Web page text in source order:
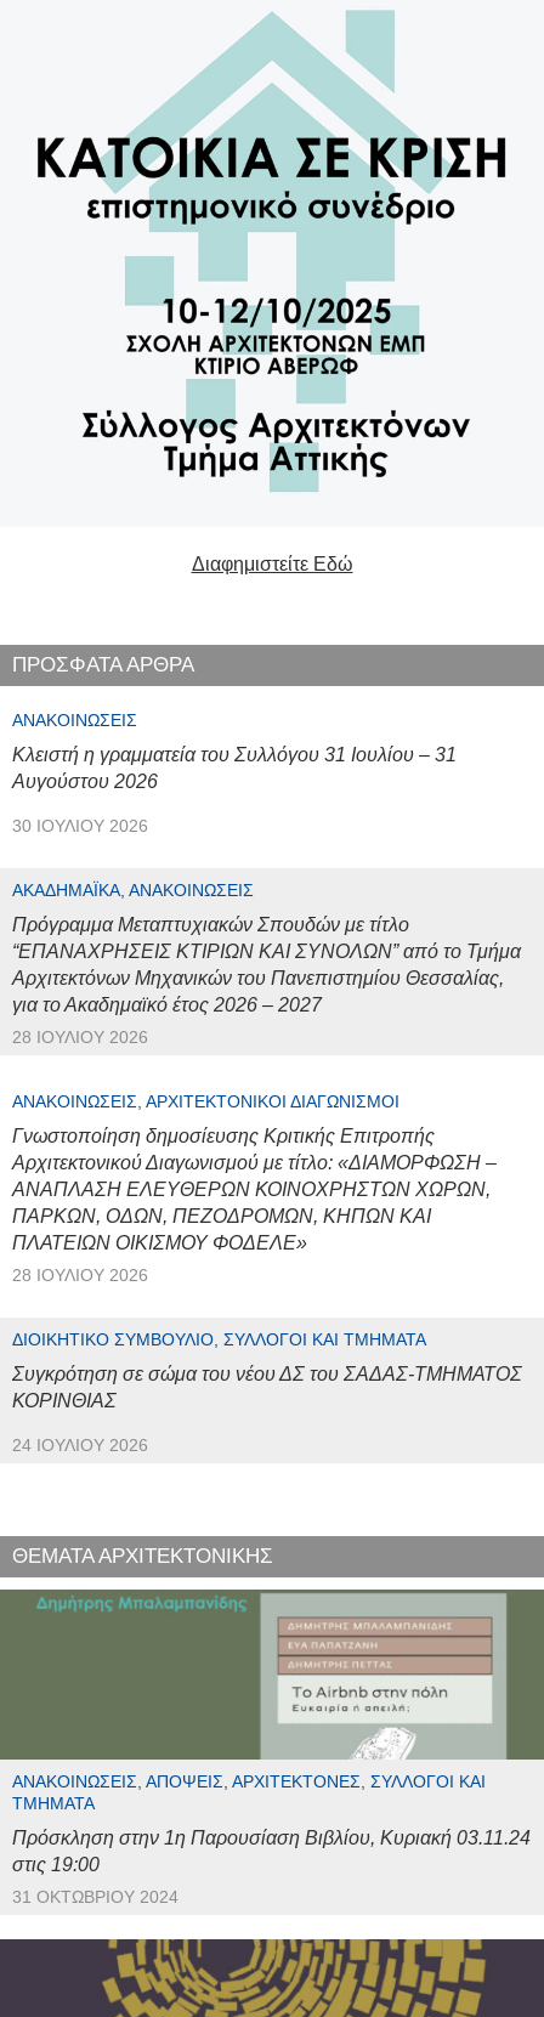
Διαφημιστείτε Εδώ
ΠΡΟΣΦΑΤΑ ΑΡΘΡΑ
ΑΝΑΚΟΙΝΏΣΕΙΣ
Κλειστή η γραμματεία του Συλλόγου 31 Ιουλίου – 31
Αυγούστου 2026
30 ΙΟΥΛΊΟΥ 2026
ΑΚΑΔΗΜΑΪΚΆ, ΑΝΑΚΟΙΝΏΣΕΙΣ
Πρόγραμμα Μεταπτυχιακών Σπουδών με τίτλο
“ΕΠΑΝΑΧΡΗΣΕΙΣ ΚΤΙΡΙΩΝ ΚΑΙ ΣΥΝΟΛΩΝ” από το Τμήμα
Αρχιτεκτόνων Μηχανικών του Πανεπιστημίου Θεσσαλίας,
για το Ακαδημαϊκό έτος 2026 – 2027
28 ΙΟΥΛΊΟΥ 2026
ΑΝΑΚΟΙΝΏΣΕΙΣ, ΑΡΧΙΤΕΚΤΟΝΙΚΟΊ ΔΙΑΓΩΝΙΣΜΟΊ
Γνωστοποίηση δημοσίευσης Κριτικής Επιτροπής
Αρχιτεκτονικού Διαγωνισμού με τίτλο: «ΔΙΑΜΟΡΦΩΣΗ –
ΑΝΑΠΛΑΣΗ ΕΛΕΥΘΕΡΩΝ ΚΟΙΝΟΧΡΗΣΤΩΝ ΧΩΡΩΝ,
ΠΑΡΚΩΝ, ΟΔΩΝ, ΠΕΖΟΔΡΟΜΩΝ, ΚΗΠΩΝ ΚΑΙ
ΠΛΑΤΕΙΩΝ ΟΙΚΙΣΜΟΥ ΦΟΔΕΛΕ»
28 ΙΟΥΛΊΟΥ 2026
ΔΙΟΙΚΗΤΙΚΌ ΣΥΜΒΟΎΛΙΟ, ΣΎΛΛΟΓΟΙ ΚΑΙ ΤΜΉΜΑΤΑ
Συγκρότηση σε σώμα του νέου ΔΣ του ΣΑΔΑΣ-ΤΜΗΜΑΤΟΣ
ΚΟΡΙΝΘΙΑΣ
24 ΙΟΥΛΊΟΥ 2026
ΘΕΜΑΤΑ ΑΡΧΙΤΕΚΤΟΝΙΚΗΣ
ΑΝΑΚΟΙΝΏΣΕΙΣ, ΑΠΌΨΕΙΣ, ΑΡΧΙΤΈΚΤΟΝΕΣ, ΣΎΛΛΟΓΟΙ ΚΑΙ
ΤΜΉΜΑΤΑ
Πρόσκληση στην 1η Παρουσίαση Βιβλίου, Κυριακή 03.11.24
στις 19:00
31 ΟΚΤΩΒΡΊΟΥ 2024